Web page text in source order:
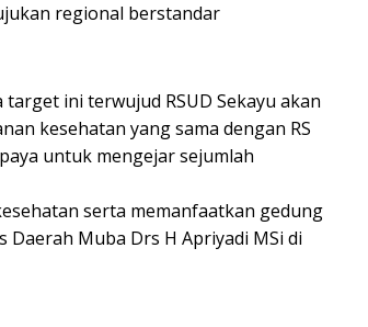
regional berstandar
ini terwujud RSUD Sekayu akan
kesehatan yang sama dengan RS
untuk mengejar sejumlah
serta memanfaatkan gedung
Muba Drs H Apriyadi MSi di